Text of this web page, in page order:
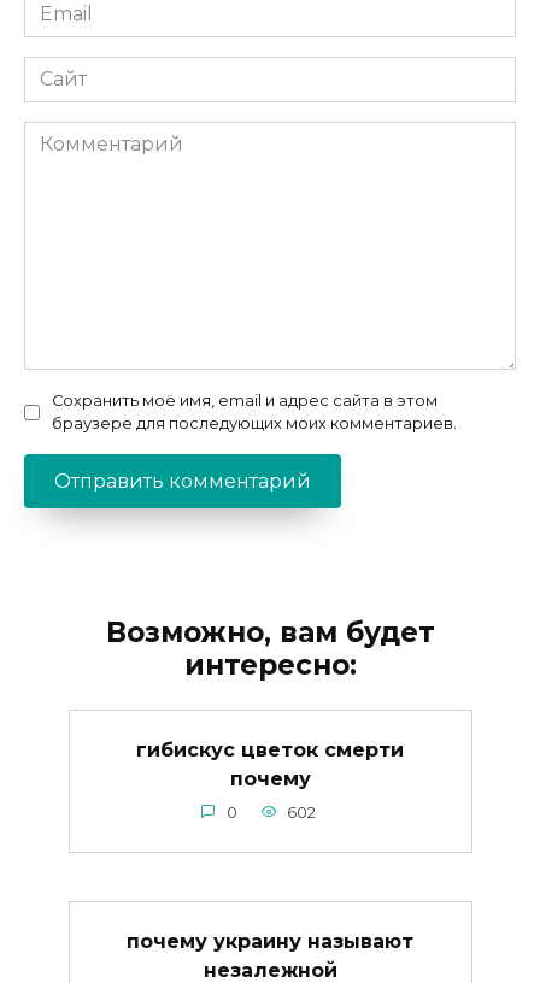
*
Сайт
Комментарий
Сохранить моё имя, email и адрес сайта в этом
браузере для последующих моих комментариев.
Возможно, вам будет
интересно:
гибискус цветок смерти
почему
0 602
почему украину называют
незалежной